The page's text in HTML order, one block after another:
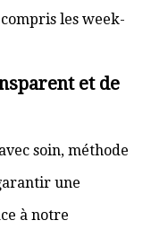
les week-
et de
soin, méthode
une
à notre